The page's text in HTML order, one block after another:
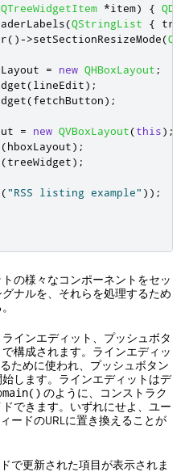
QTreeWidgetItem *item) {
(QStringList { tr
()->setSectionResizeMode(
= new QHBoxLayout ;
(lineEdit);
(fetchButton);
= new QVBoxLayout(this);
(hboxLayout);
(treeWidget);
("RSS listing example" ));
の様々なコンポーネントをセッ
ナルを、それらを処理するため
インエディット、プッシュボタ
構成されます。ラインエディッ
ために使われ、プッシュボタン
します。ラインエディットはデ
main() のように、コンストラク
できます。いずれにせよ、ユー
ードのURLに置き換えることが
で更新された項目が表示されま